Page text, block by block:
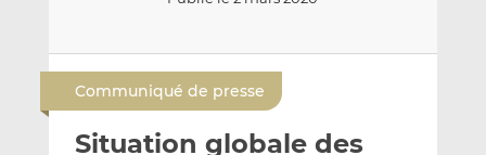
n
v
o
y
a
r
t
a
a
r
t
a
Communiqué de presse
Situation globale des